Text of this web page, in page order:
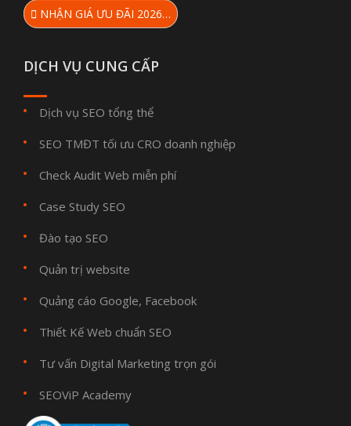
NHẬN GIÁ ƯU ĐÃI 2026…
DỊCH VỤ CUNG CẤP
Dịch vụ SEO tổng thể
SEO TMĐT tối ưu CRO doanh nghiệp
Check Audit Web miễn phí
Case Study SEO
Đào tạo SEO
Quản trị website
Quảng cáo Google, Facebook
Thiết Kế Web chuẩn SEO
Tư vấn Digital Marketing trọn gói
SEOViP Academy